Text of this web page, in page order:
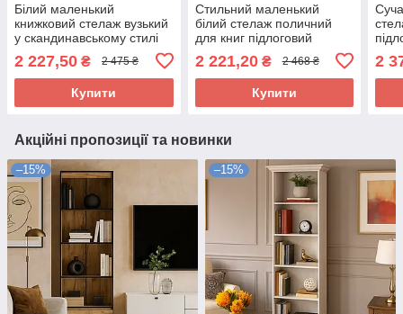
Білий маленький
книжковий стелаж вузький
у скандинавському стилі
кімнату 54 см ДСП
FLASHNIKA W4
2 227,50 ₴ 2 475 ₴
Купити
Стильний маленький
білий стелаж поличний
для книг підлоговий
вітальню 73 см
FLASHNIKA W3
2 221,20₴ 2 468 ₴
Купити
2
Акційні пропозиції та новинки
–15% –15%